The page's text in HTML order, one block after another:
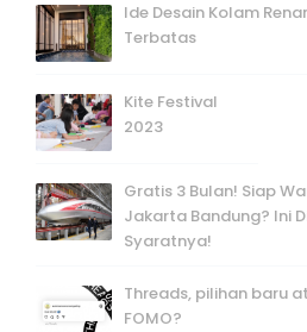
Ide Desain Kolam
Terbatas
Kite Festival
2023
Gratis 3 Bulan! Siap
Jakarta Bandung? Ini
Syaratnya!
Threads, pilihan baru
FOMO?